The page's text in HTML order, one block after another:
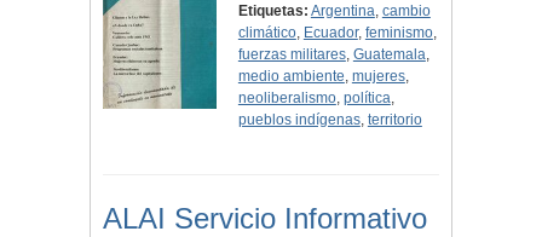
Etiquetas: Argentina, cambio
climático, Ecuador, feminismo,
fuerzas militares, Guatemala,
medio ambiente, mujeres,
neoliberalismo, política,
pueblos indígenas, territorio
ALAI Servicio Informativo